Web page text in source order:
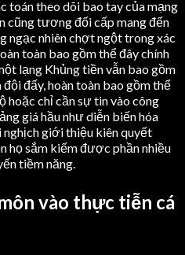
toán theo dõi bao tay của mạng
cũng tương đối cấp mang đến
ngạc nhiên chợt ngột trong xác
toàn bao gồm thể đây chính
lạng Khủng tiền vẫn bao gồm
đấy, hoàn toàn bao gồm thể
hoặc chỉ cần sự tin vào công
giá hầu như diễn biến hóa
nghịch giới thiệu kiên quyết
họ sắm kiếm được phần nhiều
tiềm năng.
vào thực tiễn cá